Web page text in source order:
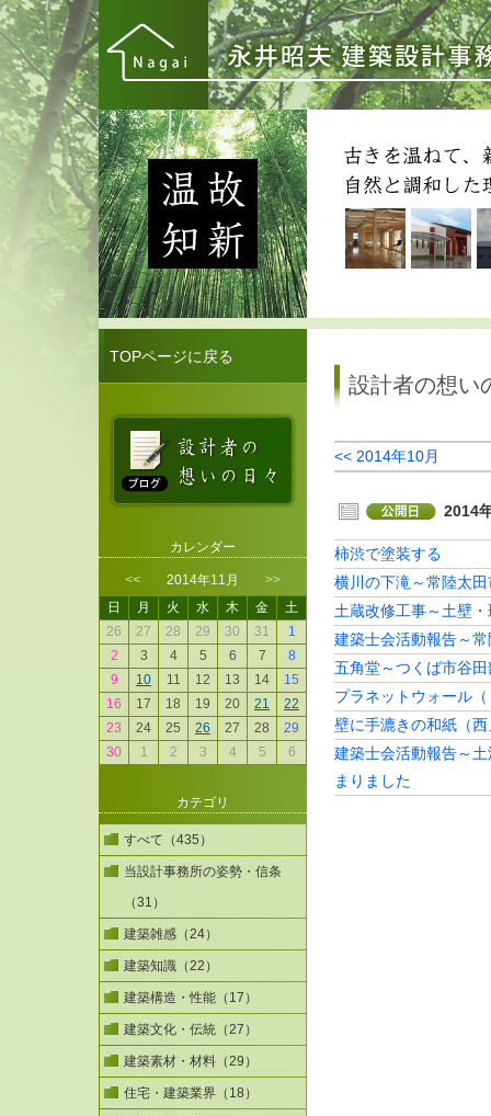
TOPページに戻る
カレンダー
<< 2014年11月
>>
日
月 火 水 木 金
土
26
27 28 29 30 31
1
2
3 4 5 6 7
8
9
10 11 12 13 14
15
16
17 18 19 20 21
22
23
24 25 26 27 28
29
30
1 2 3 4 5 6
カテゴリ
すべて（435）
当設計事務所の姿勢・信条
（31）
建築雑感（24）
建築知識（22）
建築構造・性能（17）
建築文化・伝統（27）
建築素材・材料（29）
住宅・建築業界（18）
設計者の想い
<< 2014年10月
2014
柿渋で塗装する
横川の下滝～常陸太田
土蔵改修工事～土壁
建築士会活動報告～
五角堂～つくば市谷田
プラネットウォール
壁に手漉きの和紙（
建築士会活動報告～
まりました